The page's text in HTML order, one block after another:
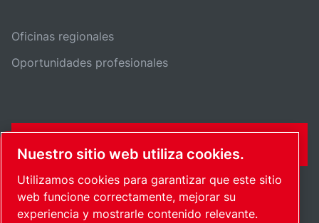
Oficinas regionales
Oportunidades profesionales
Nuestro sitio web utiliza cookies.
Utilizamos cookies para garantizar que este sitio
web funcione correctamente, mejorar su
experiencia y mostrarle contenido relevante.